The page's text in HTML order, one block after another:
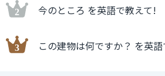
今のところ を英語で教えて!
この建物は何ですか？ を英